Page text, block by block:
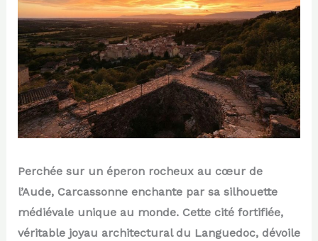
Perchée sur un éperon rocheux au cœur de
l’Aude, Carcassonne enchante par sa silhouette
médiévale unique au monde. Cette cité fortifiée,
véritable joyau architectural du Languedoc, dévoile